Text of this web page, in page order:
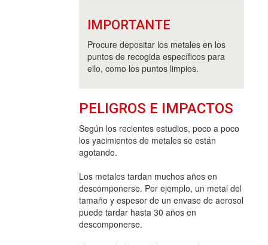
IMPORTANTE
Procure depositar los metales en los
puntos de recogida específicos para
ello, como los puntos limpios.
PELIGROS E IMPACTOS
Según los recientes estudios, poco a poco
los yacimientos de metales se están
agotando.
Los metales tardan muchos años en
descomponerse. Por ejemplo, un metal del
tamaño y espesor de un envase de aerosol
puede tardar hasta 30 años en
descomponerse.